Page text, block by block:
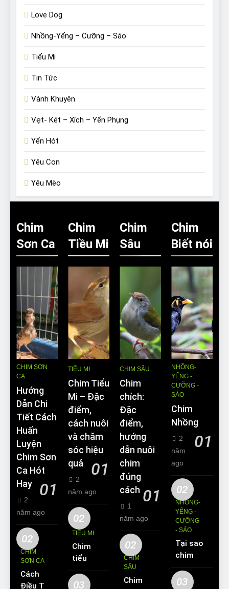
Love Dog
Nhồng-Yểng – Cưỡng – Sáo
Tiểu Mi
Tin Tức
Vành Khuyên
Vẹt- Két – Xích – Yến Phụng
Yến Hót
Yêu Con
Yêu Mèo
Chim
Sơn Ca
CHIM SƠN
CA
Hướng
Dẫn Chi
Tiết Cách
Huấn
Luyện
Chim Sơn
Ca Hót
Hay
01
2
năm ago
02
CHIM
SƠN CA
Cách
Điều Trị
Chim
Tiều Mi
TIỂU MI
Chim Tiểu
Mi – Đặc
điểm,
cách nuôi
và chăm
sóc hiệu
quả
01
2
năm ago
02
TIỂU MI
Chim
tiểu mi
ăn gì?
Kinh
03
Chim
Sâu
CHIM SÂU
Chim
chích:
Đặc
điểm,
hướng
dẫn nuôi
chim
đúng
cách 01
1
năm ago
02
CHIM
SÂU
Chim
Chim
Biết nói
NHỒNG-
YỂNG -
CƯỠNG -
SÁO
Chim
Nhồng
01
2
năm
ago
02
NHỒNG-
YỂNG -
CƯỠNG
- SÁO
Tại sao
chim
Sáo lại
được
03